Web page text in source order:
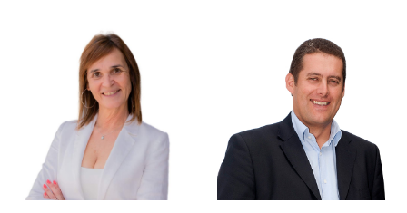
5 a 8 de Maio 2022 - EXPONOR - Porto
quinta a domingo - 10h / 20h